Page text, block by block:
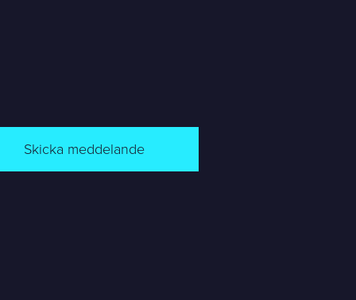
Skicka meddelande